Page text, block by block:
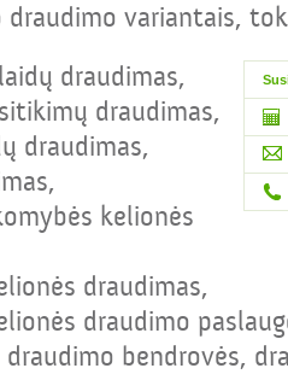
draudimo variantais,
draudimas,
draudimas,
draudimas,
kelionės
draudimas,
draudimo
bendrovės,